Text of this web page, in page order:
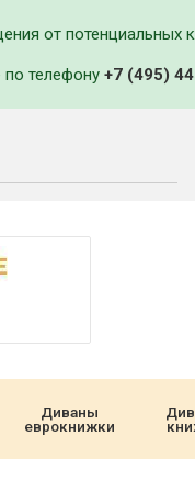
от потенциальных
телефону +7 (495)
Диваны
еврокнижки